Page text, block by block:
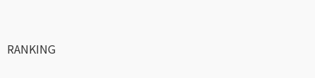
RANKING